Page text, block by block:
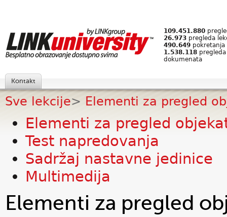
109.451.880
26.973 pregleda
490.649 pokretanja
1.538.118
dokumenata
Kontakt
Sve lekcije> Elementi za pregled
Elementi za pregled
Test napredovanja
Sadržaj nastavne jedinice
Multimedija
Elementi za pregled